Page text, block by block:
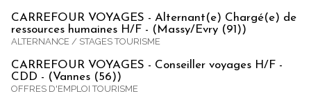
CARREFOUR VOYAGES - Alternant(e) Chargé(e) de
ressources humaines H/F - (Massy/Evry (91))
ALTERNANCE / STAGES TOURISME
CARREFOUR VOYAGES - Conseiller voyages H/F -
CDD - (Vannes (56))
OFFRES D'EMPLOI TOURISME